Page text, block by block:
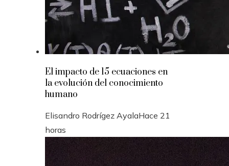
El impacto de 15 ecuaciones en
la evolución del conocimiento
humano
Elisandro Rodrígez AyalaHace 21
horas